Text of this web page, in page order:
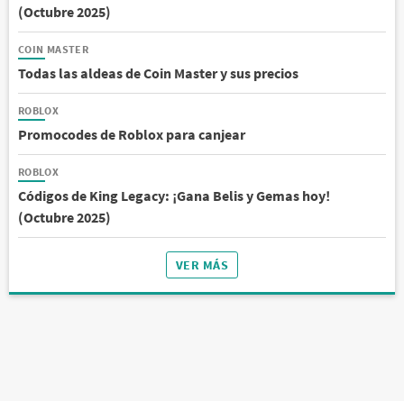
(Octubre 2025)
COIN MASTER
Todas las aldeas de Coin Master y sus precios
ROBLOX
Promocodes de Roblox para canjear
ROBLOX
Códigos de King Legacy: ¡Gana Belis y Gemas hoy!
(Octubre 2025)
VER MÁS